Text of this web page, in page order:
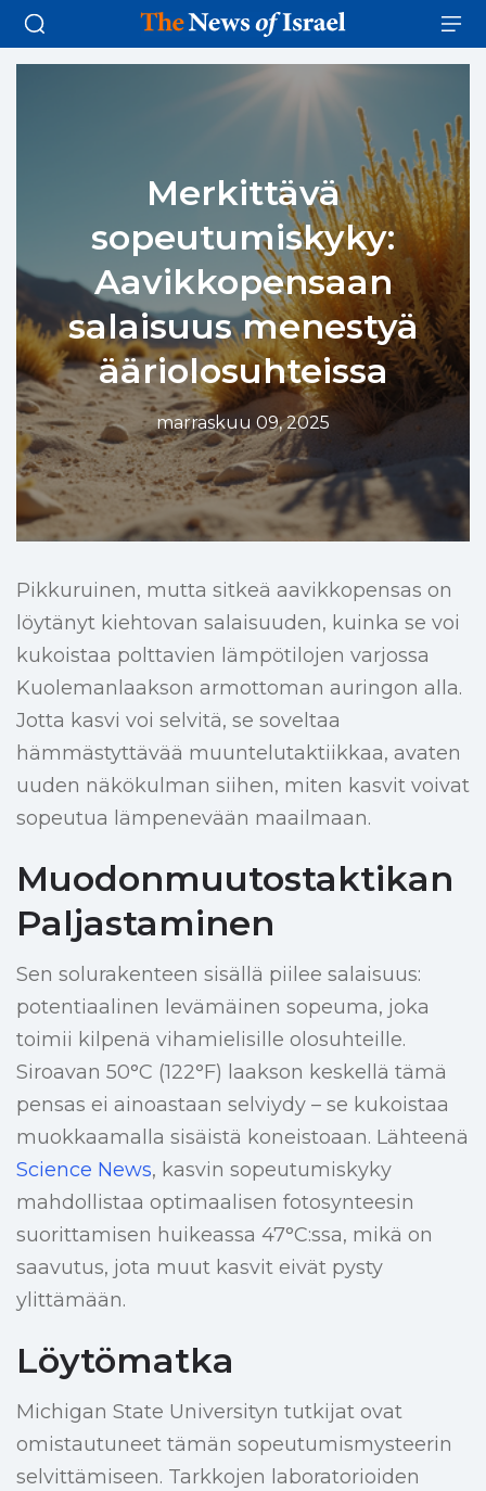
Merkittävä
sopeutumiskyky:
Aavikkopensaan
salaisuus menestyä
ääriolosuhteissa
marraskuu 09, 2025
Pikkuruinen, mutta sitkeä aavikkopensas on
löytänyt kiehtovan salaisuuden, kuinka se voi
kukoistaa polttavien lämpötilojen varjossa
Kuolemanlaakson armottoman auringon alla.
Jotta kasvi voi selvitä, se soveltaa
hämmästyttävää muuntelutaktiikkaa, avaten
uuden näkökulman siihen, miten kasvit voivat
sopeutua lämpenevään maailmaan.
Muodonmuutostaktikan
Paljastaminen
Sen solurakenteen sisällä piilee salaisuus:
potentiaalinen levämäinen sopeuma, joka
toimii kilpenä vihamielisille olosuhteille.
Siroavan 50°C (122°F) laakson keskellä tämä
pensas ei ainoastaan selviydy – se kukoistaa
muokkaamalla sisäistä koneistoaan. Lähteenä
Science News, kasvin sopeutumiskyky
mahdollistaa optimaalisen fotosynteesin
suorittamisen huikeassa 47°C:ssa, mikä on
saavutus, jota muut kasvit eivät pysty
ylittämään.
Löytömatka
Michigan State Universityn tutkijat ovat
omistautuneet tämän sopeutumismysteerin
selvittämiseen. Tarkkojen laboratorioiden